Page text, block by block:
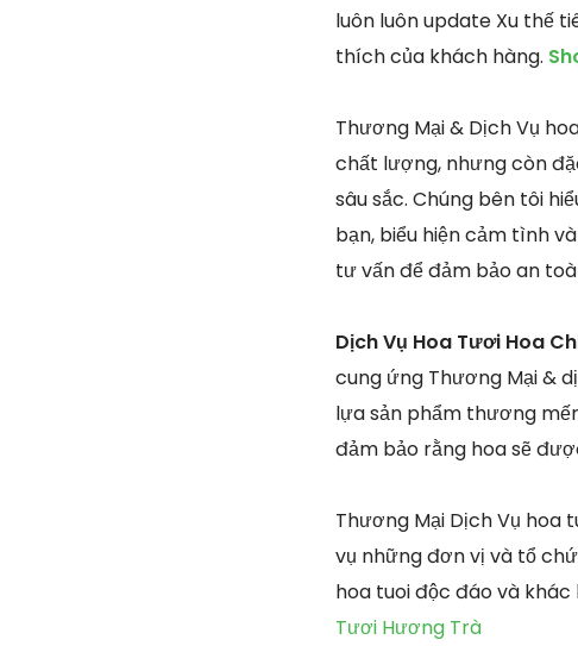
luôn luôn update Xu thế
thích của khách hàng.
Thương Mại & Dịch Vụ
chất lượng, nhưng còn
sâu sắc. Chúng bên tôi
bạn, biểu hiện cảm tình
tư vấn để đảm bảo an
Dịch Vụ Hoa Tươi Hoa
cung ứng Thương Mại &
lựa sản phẩm thương
đảm bảo rằng hoa sẽ
Thương Mại Dịch Vụ hoa
vụ những đơn vị và tổ
hoa tuoi độc đáo và
Tươi Hương Trà